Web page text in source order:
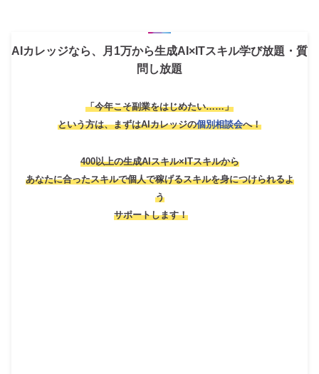
AIカレッジなら、月1万から生成AI×ITスキル学び放題・質
問し放題
「今年こそ副業をはじめたい……」
という方は、まずはAIカレッジの個別相談会へ！
400以上の生成AIスキル×ITスキルから
あなたに合ったスキルで個人で稼げるスキルを身につけられるよ
う
サポートします！